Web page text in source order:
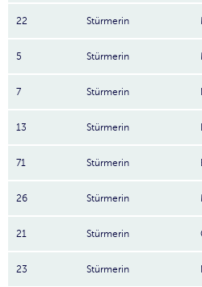
22 Stürmerin
5 Stürmerin
7 Stürmerin
13 Stürmerin
71 Stürmerin
26 Stürmerin
21 Stürmerin
23 Stürmerin